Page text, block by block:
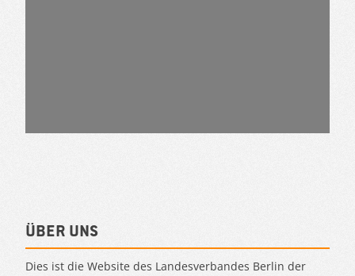
Über uns
Dies ist die Website des Landesverbandes Berlin der